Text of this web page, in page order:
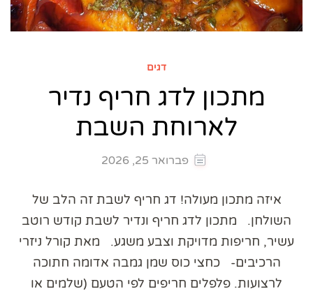
דגים
מתכון לדג חריף נדיר
לארוחת השבת
פברואר 25, 2026
איזה מתכון מעולה! דג חריף לשבת זה הלב של
השולחן. ​מתכון לדג חריף ונדיר לשבת קודש ​רוטב
עשיר, חריפות מדויקת וצבע משגע. ​מאת קורל ניזרי
הרכיבים- ​כחצי כוס שמן ​גמבה אדומה חתוכה
לרצועות. ​פלפלים חריפים לפי הטעם (שלמים או